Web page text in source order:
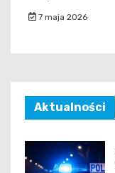
7 maja 2026
Aktualności